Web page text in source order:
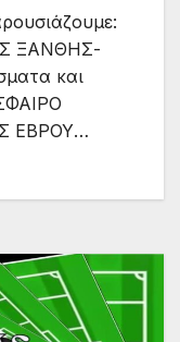
ΞΑΝΘΗΣ-
και
ΕΒΡΟΥ…